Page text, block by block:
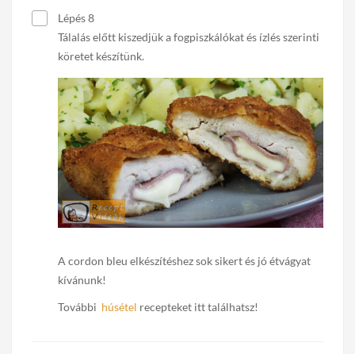
Lépés 8
Tálalás előtt kiszedjük a fogpiszkálókat és ízlés szerinti
köretet készítünk.
A cordon bleu elkészítéshez sok sikert és jó étvágyat
kívánunk!
További húsétel recepteket itt találhatsz!